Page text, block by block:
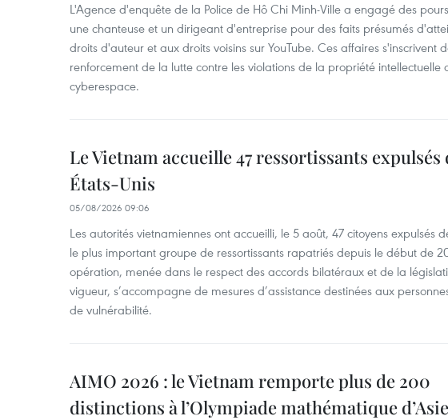
L'Agence d'enquête de la Police de Hô Chi Minh-Ville a engagé des
une chanteuse et un dirigeant d'entreprise pour des faits présumés
droits d'auteur et aux droits voisins sur YouTube. Ces affaires s'inscrivent
renforcement de la lutte contre les violations de la propriété intellectuelle
cyberespace.
Le Vietnam accueille 47 ressortissants expulsés
États-Unis
05/08/2026 09:06
Les autorités vietnamiennes ont accueilli, le 5 août, 47 citoyens expulsés
le plus important groupe de ressortissants rapatriés depuis le début de
opération, menée dans le respect des accords bilatéraux et de la
vigueur, s’accompagne de mesures d’assistance destinées aux
de vulnérabilité.
AIMO 2026 : le Vietnam remporte plus de 200
distinctions à l’Olympiade mathématique d’Asie